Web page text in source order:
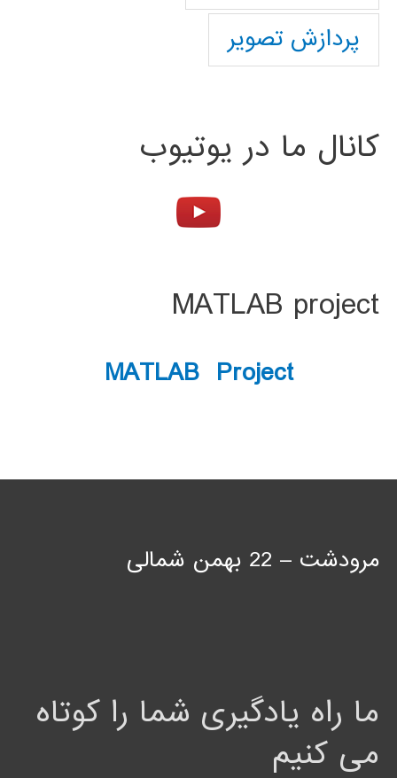
پردازش تصویر
کانال ما در یوتیوب
MATLAB project
MATLAB Project
مرودشت – 22 بهمن شمالی
ما راه یادگیری شما را کوتاه
می کنیم